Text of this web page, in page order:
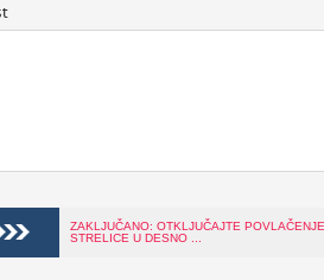
ZAKLJUČANO: OTKLJUČAJTE
STRELICE U DESNO ...